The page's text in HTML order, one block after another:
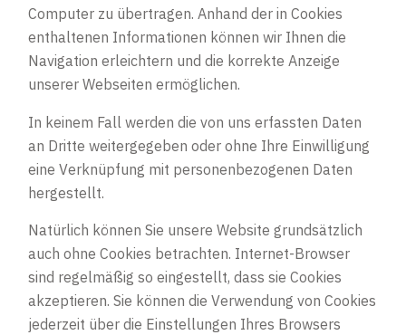
Computer zu übertragen. Anhand der in Cookies
enthaltenen Informationen können wir Ihnen die
Navigation erleichtern und die korrekte Anzeige
unserer Webseiten ermöglichen.
In keinem Fall werden die von uns erfassten Daten
an Dritte weitergegeben oder ohne Ihre Einwilligung
eine Verknüpfung mit personenbezogenen Daten
hergestellt.
Natürlich können Sie unsere Website grundsätzlich
auch ohne Cookies betrachten. Internet-Browser
sind regelmäßig so eingestellt, dass sie Cookies
akzeptieren. Sie können die Verwendung von Cookies
jederzeit über die Einstellungen Ihres Browsers